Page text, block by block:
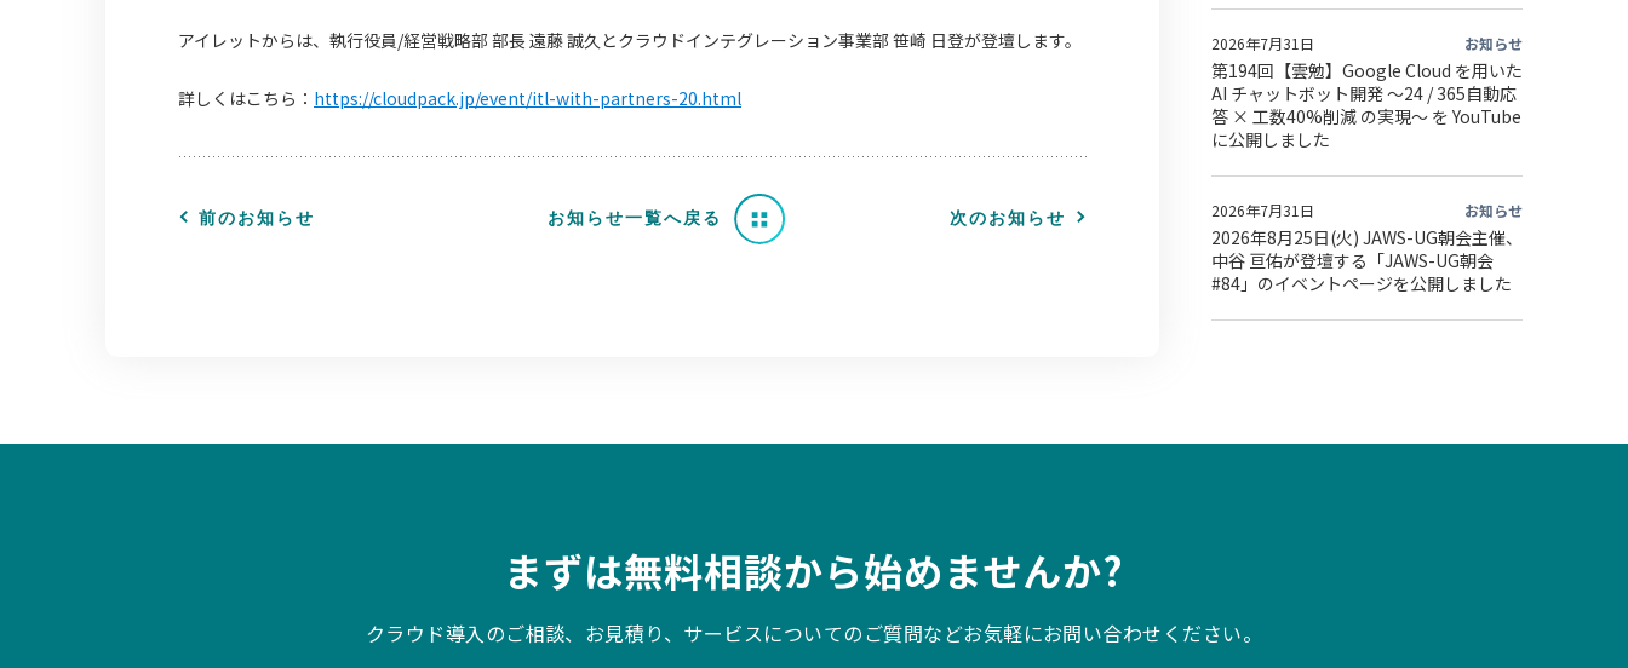
アイレットからは、執行役員/経営戦略部 部長 遠藤 誠久とクラウドインテグレーション事業部 笹崎 日登が登壇します。
詳しくはこちら： https://cloudpack.jp/event/itl-with-partners-20.html
前のお知らせ お知らせ一覧へ戻る 次のお知らせ
2026年7月31日 お知らせ
第194回【雲勉】Google Cloud を用いた
AI チャットボット開発 〜24 / 365自動応
答 × 工数40%削減 の実現〜 を YouTube
に公開しました
2026年7月31日 お知らせ
2026年8月25日(火) JAWS-UG朝会主催、
中谷 亘佑が登壇する「JAWS-UG朝会
#84」のイベントページを公開しました
まずは無料相談から始めませんか?
クラウド導入のご相談、お見積り、サービスについてのご質問などお気軽にお問い合わせください。